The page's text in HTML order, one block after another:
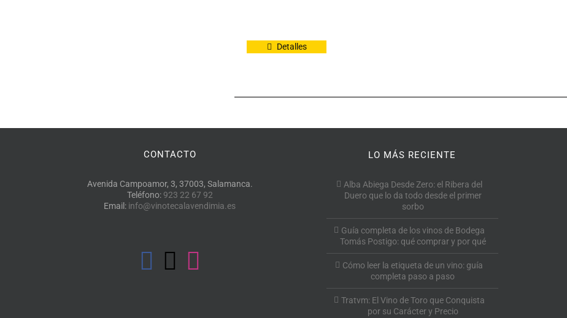
Detalles
CONTACTO
Avenida Campoamor, 3, 37003, Salamanca.
Teléfono: 923 22 67 92
Email: info@vinotecalavendimia.es
LO MÁS RECIENTE
Alba Abiega Desde Zero: el Ribera del
Duero que lo da todo desde el primer
sorbo
Guía completa de los vinos de Bodega
Tomás Postigo: qué comprar y por qué
Cómo leer la etiqueta de un vino: guía
completa paso a paso
Tratvm: El Vino de Toro que Conquista
por su Carácter y Precio